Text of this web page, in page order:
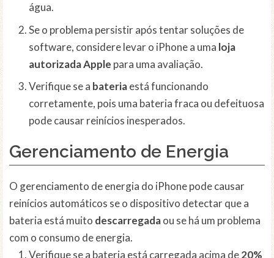
água.
Se o problema persistir após tentar soluções de
software, considere levar o iPhone a uma loja
autorizada Apple para uma avaliação.
Verifique se a bateriaestá funcionando
corretamente, pois uma bateria fraca ou defeituosa
pode causar reinícios inesperados.
Gerenciamento de Energia
O gerenciamento de energia do iPhone pode causar
reinícios automáticos se o dispositivo detectar que a
bateria está muito descarregadaou se há um problema
com o consumo de energia.
Verifique se a bateria está carregada acima de20%